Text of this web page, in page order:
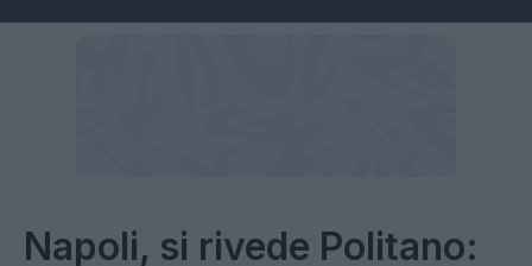
Napoli, si rivede Politano: